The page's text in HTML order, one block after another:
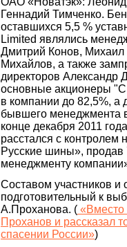
Геннадий Тимченко.
оставшихся 5,5 %
Limited являлись
Дмитрий Конов,
Михайлов, а также
директоров Александр
основные акционеры
в компании до 82,5%, а
бывшего менеджмента
конце декабря 2011
расстался с
Русские шины», продав
менеджменту
Составом участников и
подготовительный к
А.Проханова. ( «Вместо
Проханов и рассказал
спасении России»)